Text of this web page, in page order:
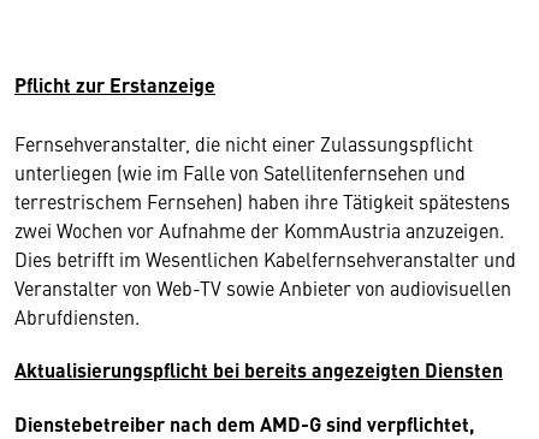
Pflicht zur Erstanzeige
Fernsehveranstalter, die nicht einer Zulassungspflicht
unterliegen (wie im Falle von Satellitenfernsehen und
terrestrischem Fernsehen) haben ihre Tätigkeit spätestens
zwei Wochen vor Aufnahme der KommAustria anzuzeigen.
Dies betrifft im Wesentlichen Kabelfernsehveranstalter und
Veranstalter von Web-TV sowie Anbieter von audiovisuellen
Abrufdiensten.
Aktualisierungspflicht bei bereits angezeigten Diensten
Dienstebetreiber nach dem AMD-G sind verpflichtet,